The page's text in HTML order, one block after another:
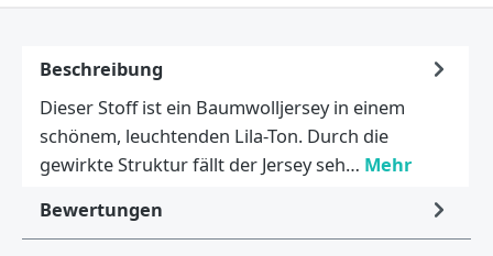
Beschreibung
Dieser Stoff ist ein Baumwolljersey in einem
schönem, leuchtenden Lila-Ton. Durch die
gewirkte Struktur fällt der Jersey seh… Mehr
Bewertungen